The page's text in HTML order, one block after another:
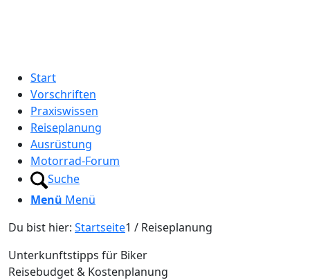
Start
Vorschriften
Praxiswissen
Reiseplanung
Ausrüstung
Motorrad-Forum
Suche
Menü Menü
Du bist hier: Startseite1 / Reiseplanung
Unterkunftstipps für Biker
Reisebudget & Kostenplanung